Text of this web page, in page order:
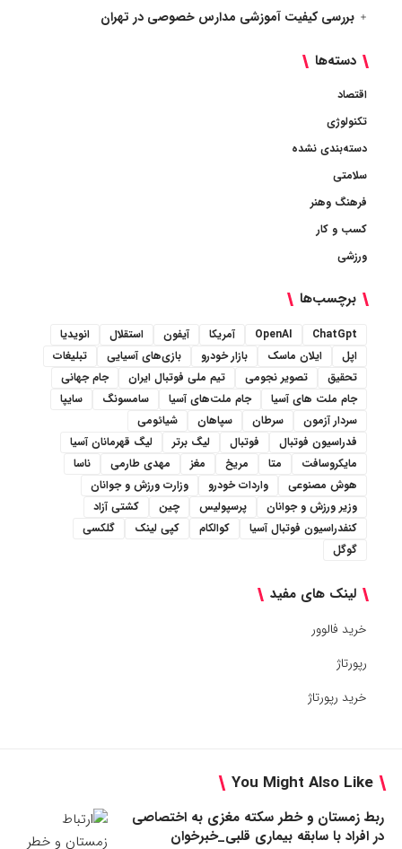
بررسی کیفیت آموزشی مدارس خصوصی در تهران
دسته‌ها
اقتصاد
تکنولوژی
دسته‌بندی نشده
سلامتی
فرهنگ وهنر
کسب و کار
ورزشی
برچسب‌ها
ChatGpt
OpenAI آمریکا آیفون استقلال
انویدیا
اپل
ایلان ماسک بازار خودرو بازی‌های آسیایی
تبلیغات
تحقیق
تصویر نجومی تیم ملی فوتبال ایران
جام جهانی
جام ملت های آسیا
جام ملت‌های آسیا سامسونگ
سایپا
سردار آزمون
سرطان سپاهان
شیائومی
فدراسیون فوتبال
فوتبال لیگ برتر
لیگ قهرمانان آسیا
مایکروسافت
متا مریخ مغز مهدی طارمی
ناسا
هوش مصنوعی
واردات خودرو
وزارت ورزش و جوانان
وزیر ورزش و جوانان
پرسپولیس چین
کشتی آزاد
کنفدراسیون فوتبال آسیا
کوالکام کپی لینک
گلکسی
گوگل
لینک های مفید
خرید فالوور
رپورتاژ
خرید رپورتاژ
You Might Also Like
ربط زمستان و خطر سکته مغزی به اختصاصی
در افراد با سابقه بیماری قلبی_خبرخوان